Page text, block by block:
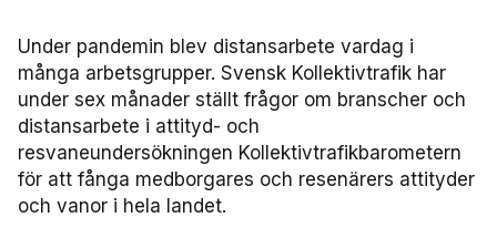
Tillgänglighet
Trafikutveckling
Trygghet och säkerhet
Användare Anbaro
Användarträffar buss
Lokalt material Serviceresor
Användarträffar
Biljettkontroll­nätverket
Biljettkontroll­nätverket 2026
Biljettkontroll­nätverket 2025
Biljettkontroll­nätverket 2024
Bussdepå­nätverket
Bussdepå­nätverket 2025
Bussdepå­nätverket 2024
Chefs­nätverket
Chefs­nätverket 2023
Försäljnings­nätverket
Persontrafik
A-Ö
Under pandemin blev distansarbete vardag i
många arbetsgrupper. Svensk Kollektivtrafik har
under sex månader ställt frågor om branscher och
distansarbete i attityd- och
resvaneundersökningen Kollektivtrafikbarometern
för att fånga medborgares och resenärers attityder
och vanor i hela landet.